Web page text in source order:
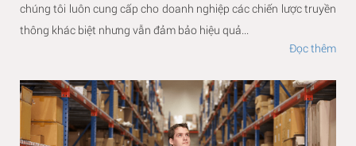
chúng tôi luôn cung cấp cho doanh nghiệp các chiến lược truyền
thông khác biệt nhưng vẫn đảm bảo hiệu quả...
Đọc thêm